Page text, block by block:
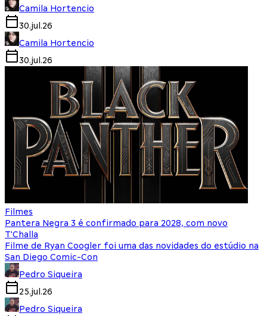
Camila Hortencio
30.jul.26
Camila Hortencio
30.jul.26
Filmes
Pantera Negra 3 é confirmado para 2028, com novo
T'Challa
Filme de Ryan Coogler foi uma das novidades do estúdio na
San Diego Comic-Con
Pedro Siqueira
25.jul.26
Pedro Siqueira